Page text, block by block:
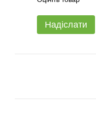
Надіслати